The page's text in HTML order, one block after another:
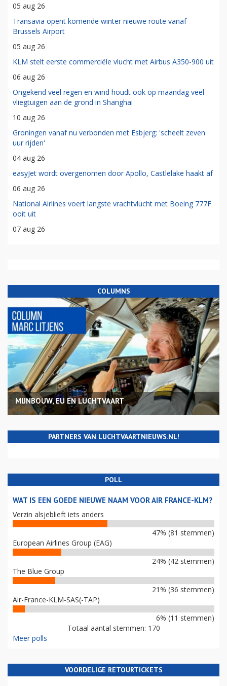
05 aug 26
Transavia opent komende winter nieuwe route vanaf
Brussels Airport
05 aug 26
KLM stelt eerste commerciële vlucht met Airbus A350-900 uit
06 aug 26
Ongekend veel regen en wind houdt ook op maandag veel
vliegtuigen aan de grond in Shanghai
10 aug 26
Groningen vanaf nu verbonden met Esbjerg: 'scheelt zeven
uur rijden'
04 aug 26
easyJet wordt overgenomen door Apollo, Castlelake haakt af
06 aug 26
National Airlines voert langste vrachtvlucht met Boeing 777F
ooit uit
07 aug 26
COLUMNS
MIJNBOUW, EU EN LUCHTVAART
PARTNERS VAN LUCHTVAARTNIEUWS.NL!
POLL
WAT IS EEN GOEDE NIEUWE NAAM VOOR AIR FRANCE-KLM?
Verzin alsjeblieft iets anders
47% (81 stemmen)
European Airlines Group (EAG)
24% (42 stemmen)
The Blue Group
21% (36 stemmen)
Air-France-KLM-SAS(-TAP)
6% (11 stemmen)
Totaal aantal stemmen: 170
Meer polls
VOORDELIGE RETOURTICKETS